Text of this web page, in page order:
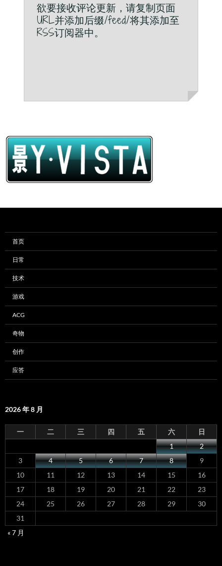
欲要接收评论更新，请复制页面
URL并添加后缀/feed/将其添加至
RSS订阅器中。
首页
日常
技术
游戏
ACG
奇物
创作
应答
2026 年 8 月
一 二 三 四 五 六
日
1
2
3
4 5 6 7 8
9
10
11 12 13 14 15
16
17
18 19 20 21 22
23
24
25 26 27 28 29
30
31
« 7 月